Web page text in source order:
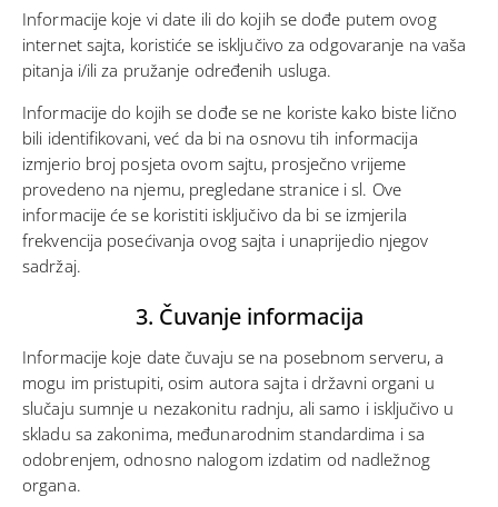
Informacije koje vi date ili do kojih se dođe putem ovog
internet sajta, koristiće se isključivo za odgovaranje na vaša
pitanja i/ili za pružanje određenih usluga.
Informacije do kojih se dođe se ne koriste kako biste lično
bili identifikovani, već da bi na osnovu tih informacija
izmjerio broj posjeta ovom sajtu, prosječno vrijeme
provedeno na njemu, pregledane stranice i sl. Ove
informacije će se koristiti isključivo da bi se izmjerila
frekvencija posećivanja ovog sajta i unaprijedio njegov
sadržaj.
3. Čuvanje informacija
Informacije koje date čuvaju se na posebnom serveru, a
mogu im pristupiti, osim autora sajta i državni organi u
slučaju sumnje u nezakonitu radnju, ali samo i isključivo u
skladu sa zakonima, međunarodnim standardima i sa
odobrenjem, odnosno nalogom izdatim od nadležnog
organa.